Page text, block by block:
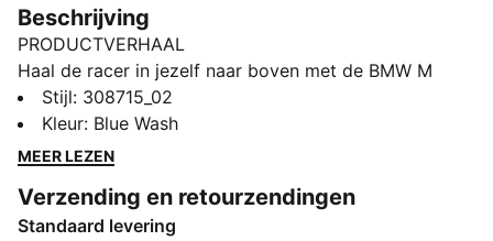
Beschrijving
PRODUCTVERHAAL
Haal de racer in jezelf naar boven met de BMW M
Motorsport-schoenen van PUMA. Ze hebben een
bovenwerk van textiel, een synthetische Formstrip en
een KinderFit®-binnenzool voor een perfecte
optimaal comfort, terwijl het PUMA-merklogo de
dynamische touch toevoegt.
Stijl: 308715_02
Kleur: Blue Wash
MEER LEZEN
Verzending en retourzendingen
Standaard levering